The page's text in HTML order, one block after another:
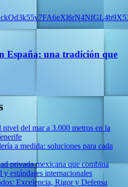
España: una tradición que
nivel del mar a 3.000 metros en la
a medida: soluciones para cada
privada mexicana que combina
y estándares internacionales
Excelencia, Rigor y Defensa